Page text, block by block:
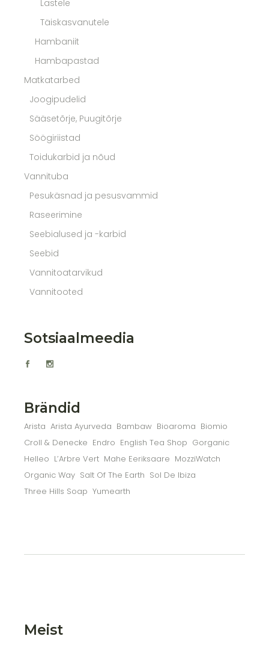
Lastele
Täiskasvanutele
Hambaniit
Hambapastad
Matkatarbed
Joogipudelid
Sääsetõrje, Puugitõrje
Söögiriistad
Toidukarbid ja nõud
Vannituba
Pesukäsnad ja pesusvammid
Raseerimine
Seebialused ja -karbid
Seebid
Vannitoatarvikud
Vannitooted
Sotsiaalmeedia
Brändid
Arista Arista Ayurveda Bambaw Bioaroma Biomio
Croll & Denecke Endro English Tea Shop Gorganic
Helleo L’Arbre Vert Mahe Eeriksaare MozziWatch
Organic Way Salt Of The Earth Sol De Ibiza
Three Hills Soap Yumearth
Meist